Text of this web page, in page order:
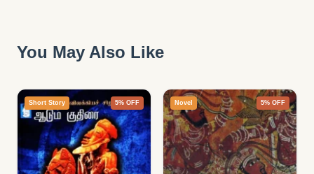
You May Also Like
Short Story 5% OFF Novel 5% OFF